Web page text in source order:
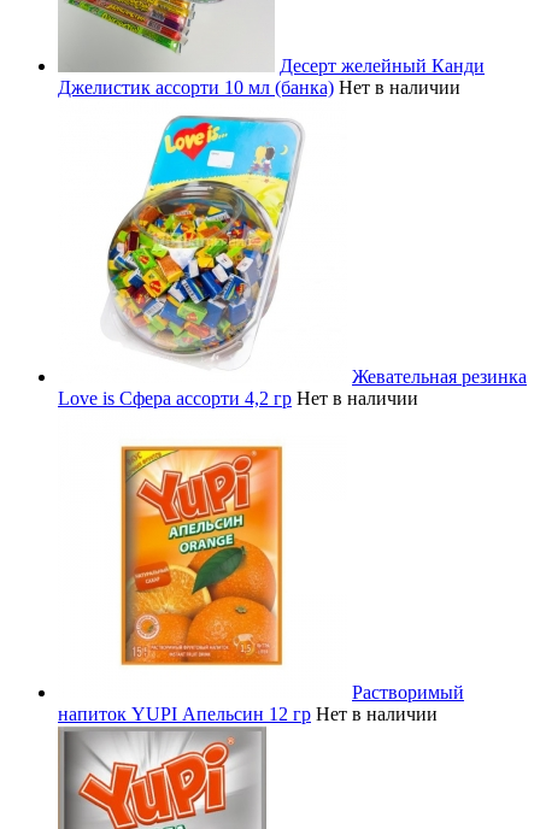
Десерт желейный Канди
Джелистик ассорти 10 мл (банка) Нет в наличии
Жевательная резинка
Love is Сфера ассорти 4,2 гр Нет в наличии
Растворимый
напиток YUPI Апельсин 12 гр Нет в наличии